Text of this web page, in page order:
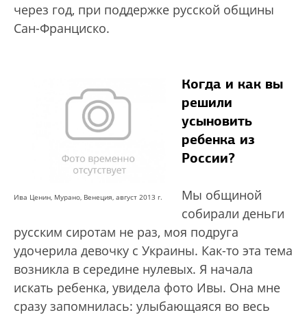
через год, при поддержке русской общины
Сан-Франциско.
Ива Ценин, Мурано, Венеция, август 2013 г.
Когда и как вы
решили
усыновить
ребенка из
России?
Мы общиной
собирали деньги
русским сиротам не раз, моя подруга
удочерила девочку с Украины. Как-то эта тема
возникла в середине нулевых. Я начала
искать ребенка, увидела фото Ивы. Она мне
сразу запомнилась: улыбающаяся во весь